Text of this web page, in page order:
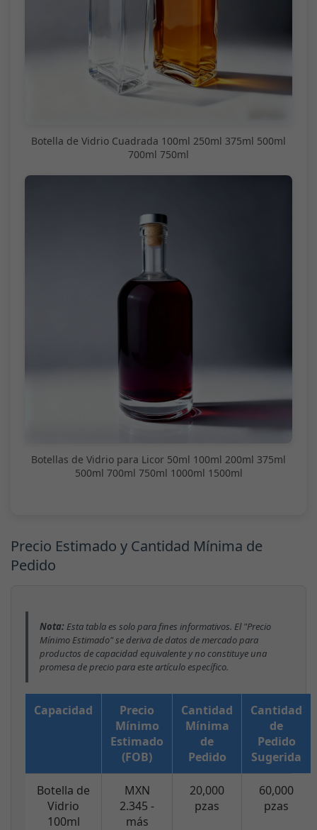
Botella de Vidrio Cuadrada 100ml 250ml 375ml 500ml
700ml 750ml
Botellas de Vidrio para Licor 50ml 100ml 200ml 375ml
500ml 700ml 750ml 1000ml 1500ml
Precio Estimado y Cantidad Mínima de
Pedido
Nota:Esta tabla es solo para fines informativos. El "Precio
Mínimo Estimado" se deriva de datos de mercado para
productos de capacidad equivalente y no constituye una
promesa de precio para este artículo específico.
Capacidad
Precio
Mínimo
Estimado
(FOB)
Cantidad
Mínima
de
Pedido
Cantidad
de
Pedido
Sugerida
Botella de
Vidrio
100ml
MXN
2.345 -
más
20,000
pzas
60,000
pzas